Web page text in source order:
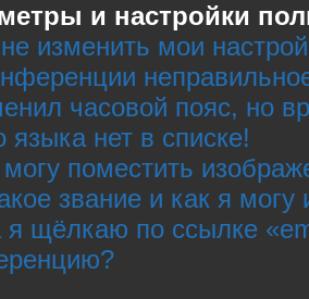
и настройки
изменить мои
часовой пояс, но
языка нет в списке!
могу поместить
звание и как я могу
я щёлкаю по ссылке